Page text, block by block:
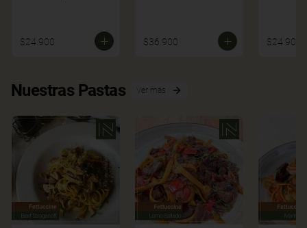
$24.900 $36.900 $24.900
Nuestras Pastas Ver más